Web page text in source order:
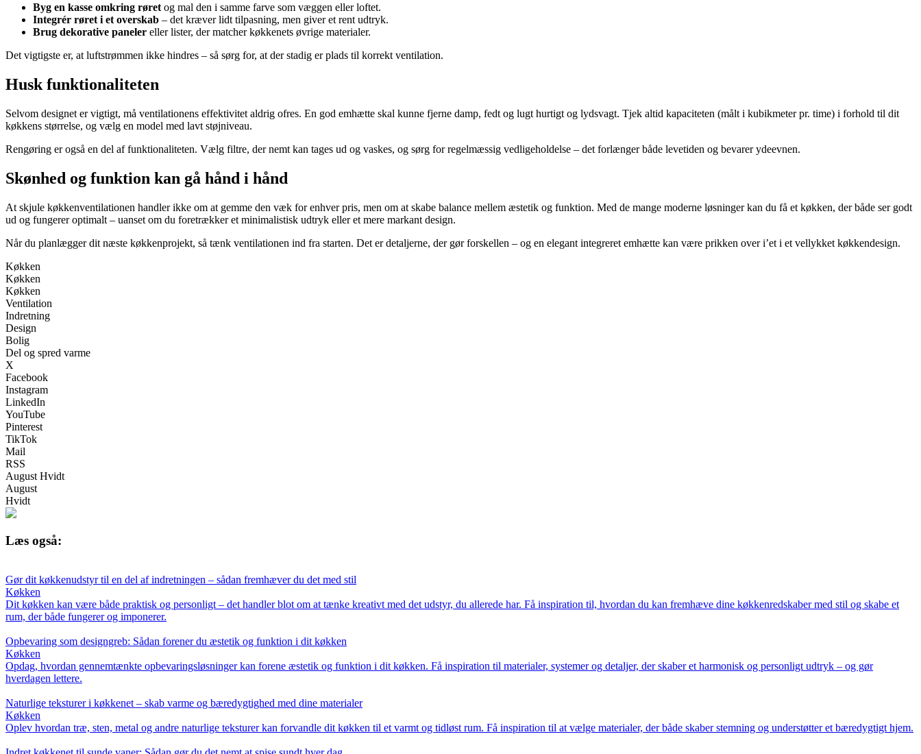
Byg en kasse omkring røret og mal den i samme farve som væggen eller loftet.
Integrér røret i et overskab – det kræver lidt tilpasning, men giver et rent udtryk.
Brug dekorative paneler eller lister, der matcher køkkenets øvrige materialer.
Det vigtigste er, at luftstrømmen ikke hindres – så sørg for, at der stadig er plads til korrekt ventilation.
Husk funktionaliteten
Selvom designet er vigtigt, må ventilationens effektivitet aldrig ofres. En god emhætte skal kunne fjerne damp, fedt og lugt hurtigt og lydsvagt. Tjek altid kapaciteten (målt i kubikmeter pr. time) i forhold til dit
køkkens størrelse, og vælg en model med lavt støjniveau.
Rengøring er også en del af funktionaliteten. Vælg filtre, der nemt kan tages ud og vaskes, og sørg for regelmæssig vedligeholdelse – det forlænger både levetiden og bevarer ydeevnen.
Skønhed og funktion kan gå hånd i hånd
At skjule køkkenventilationen handler ikke om at gemme den væk for enhver pris, men om at skabe balance mellem æstetik og funktion. Med de mange moderne løsninger kan du få et køkken, der både ser godt
ud og fungerer optimalt – uanset om du foretrækker et minimalistisk udtryk eller et mere markant design.
Når du planlægger dit næste køkkenprojekt, så tænk ventilationen ind fra starten. Det er detaljerne, der gør forskellen – og en elegant integreret emhætte kan være prikken over i’et i et vellykket køkkendesign.
Køkken
Køkken
Køkken
Ventilation
Indretning
Design
Bolig
Del og spred varme
X
Facebook
Instagram
LinkedIn
YouTube
Pinterest
TikTok
Mail
RSS
August Hvidt
August
Hvidt
Læs også:
Gør dit køkkenudstyr til en del af indretningen – sådan fremhæver du det med stil
Køkken
Dit køkken kan være både praktisk og personligt – det handler blot om at tænke kreativt med det udstyr, du allerede har. Få inspiration til, hvordan du kan fremhæve dine køkkenredskaber med stil og skabe et
rum, der både fungerer og imponerer.
Opbevaring som designgreb: Sådan forener du æstetik og funktion i dit køkken
Køkken
Opdag, hvordan gennemtænkte opbevaringsløsninger kan forene æstetik og funktion i dit køkken. Få inspiration til materialer, systemer og detaljer, der skaber et harmonisk og personligt udtryk – og gør
hverdagen lettere.
Naturlige teksturer i køkkenet – skab varme og bæredygtighed med dine materialer
Køkken
Oplev hvordan træ, sten, metal og andre naturlige teksturer kan forvandle dit køkken til et varmt og tidløst rum. Få inspiration til at vælge materialer, der både skaber stemning og understøtter et bæredygtigt hjem.